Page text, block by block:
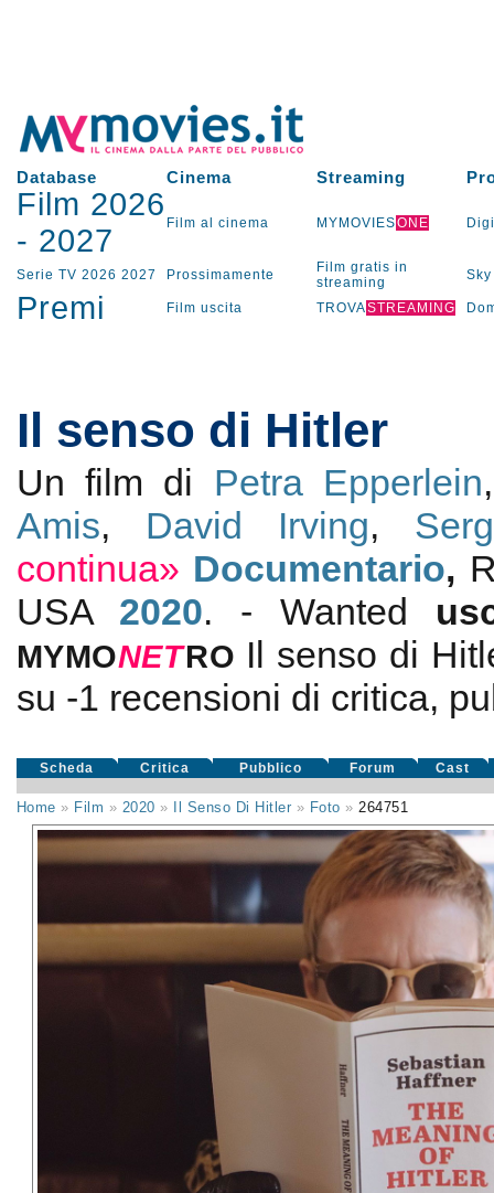
Database Cinema Streaming
Film 2026
- 2027 Film al cinema MYMOVIESONE
Serie TV 2026 2027 Prossimamente
Film gratis in
streaming
Sky
Premi Film uscita TROVASTREAMING
Il senso di Hitler
Un film di Petra Epperlein
Amis, David Irving,
continua» Documentario,
USA 2020. - Wanted
MYMONETRO Il senso di
su -1 recensioni di critica,
Scheda Critica Pubblico Forum Cast
Home » Film » 2020 » Il Senso Di Hitler » Foto »264751